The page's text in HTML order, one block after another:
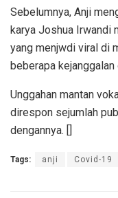
Sebelumnya, Anji
karya Joshua Irwandi
yang menjwdi viral di
beberapa
Unggahan mantan
direspon sejumlah
dengannya. []
Tags: anji Covid-19